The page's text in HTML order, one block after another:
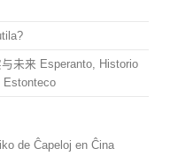
未来 Esperanto, Historio
Estonteco
de Ĉapeloj en Ĉina